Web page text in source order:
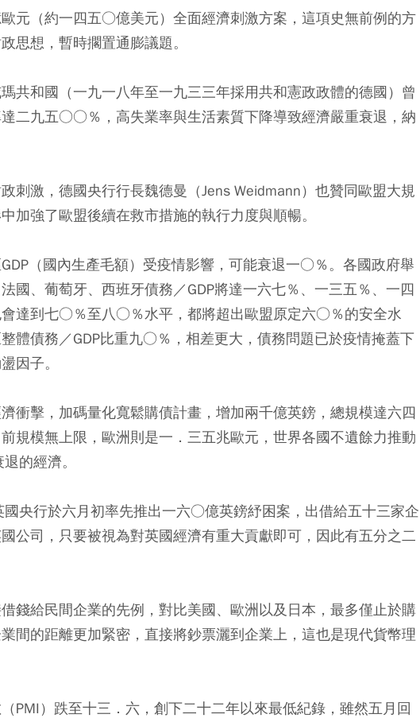
元（約一四五○億美元）全面經濟刺激方案，這項史無前例的方
思想，暫時擱置通膨議題。
共和國（一九一八年至一九三三年採用共和憲政政體的德國）曾
二九五○○％，高失業率與生活素質下降導致經濟嚴重衰退，納
刺激，德國央行行長魏德曼（Jens Weidmann）也贊同歐盟大規
加強了歐盟後續在救市措施的執行力度與順暢。
（國內生產毛額）受疫情影響，可能衰退一○％。各國政府舉
國、葡萄牙、西班牙債務／GDP將達一六七％、一三五％、一四
會達到七○％至八○％水平，都將超出歐盟原定六○％的安全水
體債務／GDP比重九○％，相差更大，債務問題已於疫情掩蓋下
因子。
衝擊，加碼量化寬鬆購債計畫，增加兩千億英鎊，總規模達六四
規模無上限，歐洲則是一．三五兆歐元，世界各國不遺餘力推動
的經濟。
國央行於六月初率先推出一六○億英鎊紓困案，出借給五十三家企
公司，只要被視為對英國經濟有重大貢獻即可，因此有五分之二
錢給民間企業的先例，對比美國、歐洲以及日本，最多僅止於購
間的距離更加緊密，直接將鈔票灑到企業上，這也是現代貨幣理
PMI）跌至十三．六，創下二十二年以來最低紀錄，雖然五月回